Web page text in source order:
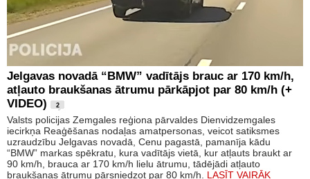
Jelgavas novadā “BMW” vadītājs brauc ar 170 km/h,
atļauto braukšanas ātrumu pārkāpjot par 80 km/h (+
VIDEO)
2
Valsts policijas Zemgales reģiona pārvaldes Dienvidzemgales
iecirkņa Reaģēšanas nodaļas amatpersonas, veicot satiksmes
uzraudzību Jelgavas novadā, Cenu pagastā, pamanīja kādu
“BMW” markas spēkratu, kura vadītājs vietā, kur atļauts braukt ar
90 km/h, brauca ar 170 km/h lielu ātrumu, tādējādi atļauto
braukšanas ātrumu pārsniedzot par 80 km/h. LASĪT VAIRĀK